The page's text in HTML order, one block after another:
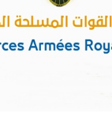
التعليم
الصحة